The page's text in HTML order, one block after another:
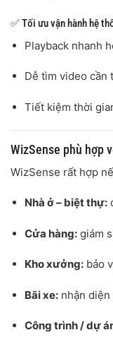
✅ Tối ưu vận hành hệ
Playback nhanh
Dễ tìm video cần
Tiết kiệm thời
WizSense phù hợp
WizSense rất hợp
Nhà ở – biệt thự:
Cửa hàng:giám
Kho xưởng:bảo
Bãi xe:nhận diện
Công trình / dự